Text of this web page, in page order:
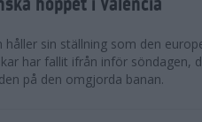
håller sin ställning som den
har fallit ifrån inför söndagen,
på den omgjorda banan.